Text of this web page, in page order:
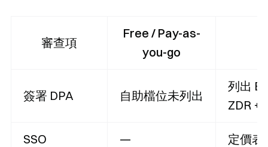
審查項
Free / Pay-as-
you-go
簽署 DPA 自助檔位未列出
列出
ZDR +
SSO — 定價表